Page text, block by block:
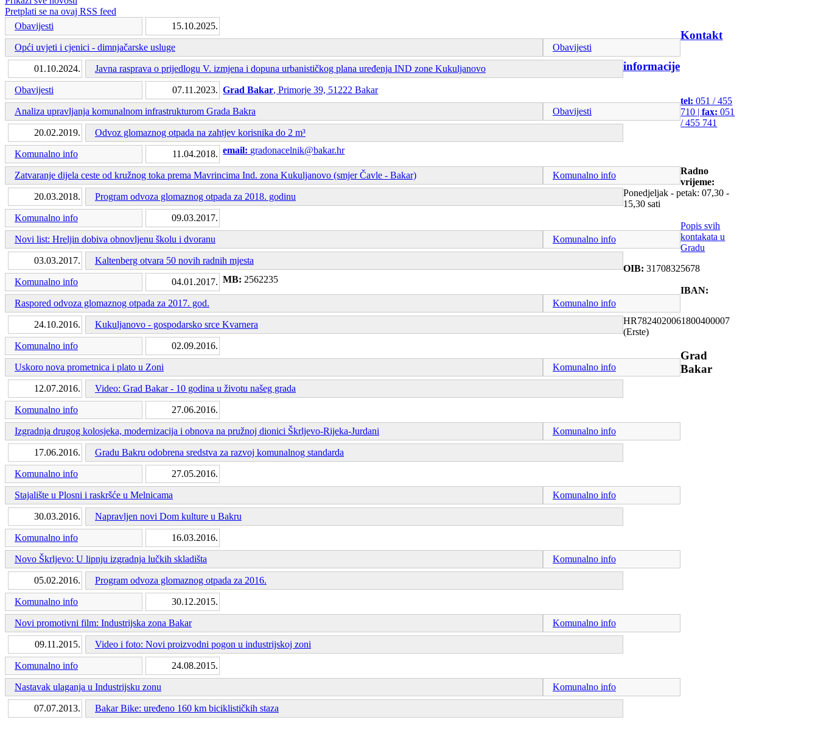
Pretplati se na ovaj RSS feed
Obavijesti
15.10.2025.
Opći uvjeti i cjenici - dimnjačarske usluge Obavijesti
01.10.2024. Javna rasprava o prijedlogu V. izmjena i dopuna urbanističkog plana uređenja IND zone Kukuljanovo
Obavijesti 07.11.2023.
Analiza upravljanja komunalnom infrastrukturom Grada Bakra Obavijesti
20.02.2019. Odvoz glomaznog otpada na zahtjev korisnika do 2 m³
Komunalno info 11.04.2018.
Zatvaranje dijela ceste od kružnog toka prema Mavrincima Ind. zona Kukuljanovo (smjer Čavle - Bakar) Komunalno info
20.03.2018. Program odvoza glomaznog otpada za 2018. godinu
Komunalno info 09.03.2017.
Novi list: Hreljin dobiva obnovljenu školu i dvoranu Komunalno info
03.03.2017. Kaltenberg otvara 50 novih radnih mjesta
Komunalno info 04.01.2017.
Raspored odvoza glomaznog otpada za 2017. god. Komunalno info
24.10.2016. Kukuljanovo - gospodarsko srce Kvarnera
Komunalno info 02.09.2016.
Uskoro nova prometnica i plato u Zoni Komunalno info
12.07.2016. Video: Grad Bakar - 10 godina u životu našeg grada
Komunalno info 27.06.2016.
Izgradnja drugog kolosjeka, modernizacija i obnova na pružnoj dionici Škrljevo-Rijeka-Jurdani Komunalno info
17.06.2016. Gradu Bakru odobrena sredstva za razvoj komunalnog standarda
Komunalno info 27.05.2016.
Stajalište u Plosni i raskršće u Melnicama Komunalno info
30.03.2016. Napravljen novi Dom kulture u Bakru
Komunalno info 16.03.2016.
Novo Škrljevo: U lipnju izgradnja lučkih skladišta Komunalno info
05.02.2016. Program odvoza glomaznog otpada za 2016.
Komunalno info 30.12.2015.
Novi promotivni film: Industrijska zona Bakar Komunalno info
09.11.2015. Video i foto: Novi proizvodni pogon u industrijskoj zoni
Komunalno info 24.08.2015.
Nastavak ulaganja u Industrijsku zonu Komunalno info
07.07.2013. Bakar Bike: uređeno 160 km biciklističkih staza
Kontakt
informacije
Grad Bakar, Primorje 39, 51222 Bakar
tel: 051 / 455
710 |fax: 051
/ 455 741
email: gradonacelnik@bakar.hr
Radno
vrijeme:
Ponedjeljak - petak: 07,30 -
15,30 sati
Popis svih
kontakata u
Gradu
OIB: 31708325678
MB: 2562235
IBAN:
HR7824020061800400007
(Erste)
Grad
Bakar